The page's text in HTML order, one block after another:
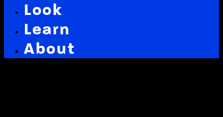
Look
Learn
About